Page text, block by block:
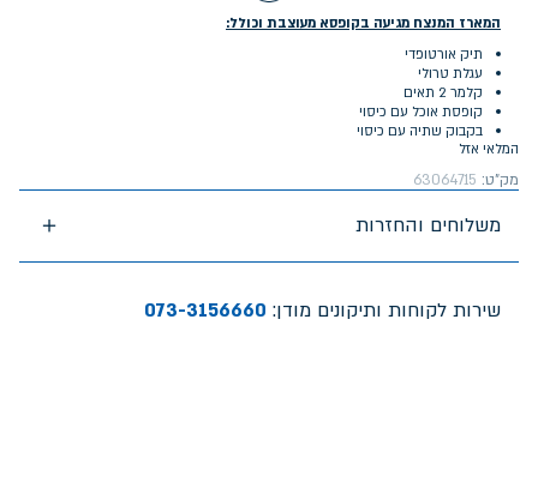
המארז המנצח מגיעה בקופסא מעוצבת וכולל:
תיק אורטופדי
עגלת טרולי
קלמר 2 תאים
קופסת אוכל עם כיסוי
בקבוק שתיה עם כיסוי
המלאי אזל
מק"ט: 63064715
משלוחים והחזרות
שירות לקוחות ותיקונים מודן: 073-3156660